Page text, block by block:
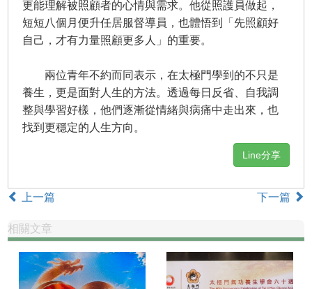
更能理解被照顧者的心情與需求。他從照護員做起，
短短八個月便升任居服督導員，也體悟到「先照顧好
自己，才有力量照顧更多人」的重要。
兩位青年不約而同表示，在太極門學到的不只是
養生，更是面對人生的方法。透過每日反省、自我調
整與學習好樣，他們逐漸從情緒與病痛中走出來，也
找到更穩定的人生方向。
Line分享
上一篇 下一篇
相關文章